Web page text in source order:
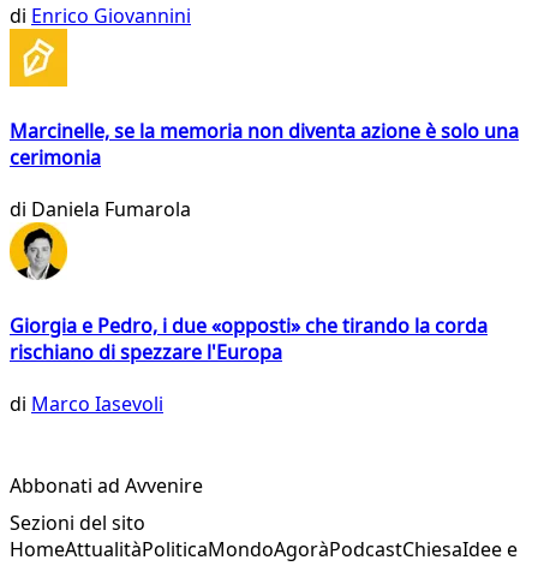
di Enrico Giovannini
Marcinelle, se la memoria non diventa azione è solo una
cerimonia
di Daniela Fumarola
Giorgia e Pedro, i due «opposti» che tirando la corda
rischiano di spezzare l'Europa
di Marco Iasevoli
Abbonati ad Avvenire
Sezioni del sito
HomeAttualitàPoliticaMondoAgoràPodcastChiesaIdee e